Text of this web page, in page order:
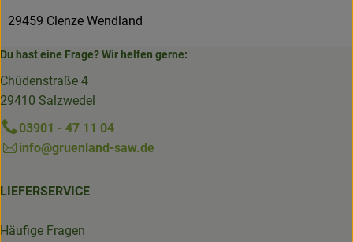
29459 Clenze Wendland
Du hast eine Frage? Wir helfen gerne:
Chüdenstraße 4
29410 Salzwedel
03901 - 47 11 04
info@gruenland-saw.de
LIEFERSERVICE
Häufige Fragen